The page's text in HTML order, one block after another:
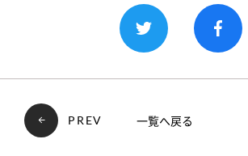
PREV 一覧へ戻る